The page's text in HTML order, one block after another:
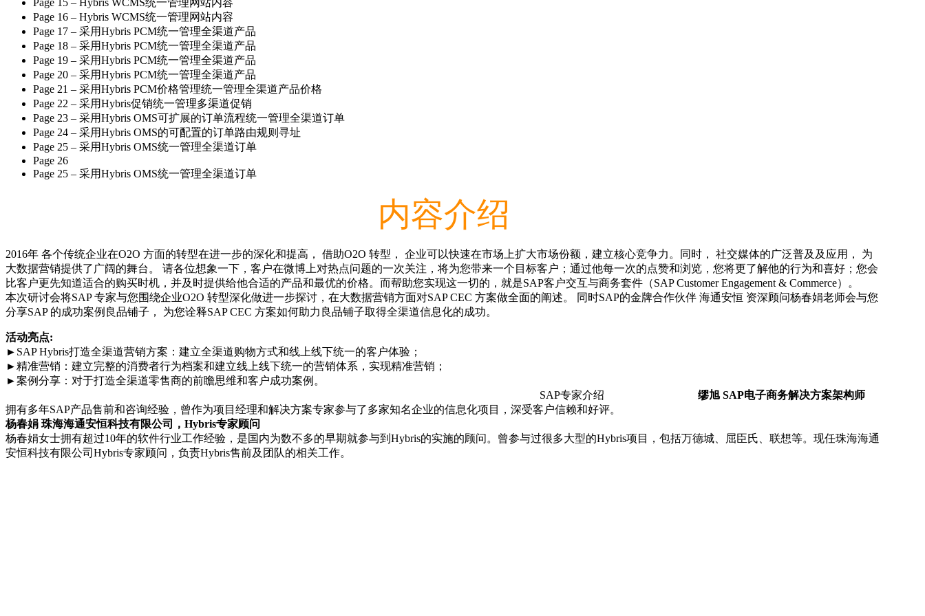
Page 16 – Hybris WCMS统一管理网站内容
Page 17 – 采用Hybris PCM统一管理全渠道产品
Page 18 – 采用Hybris PCM统一管理全渠道产品
Page 19 – 采用Hybris PCM统一管理全渠道产品
Page 20 – 采用Hybris PCM统一管理全渠道产品
Page 21 – 采用Hybris PCM价格管理统一管理全渠道产品价格
Page 22 – 采用Hybris促销统一管理多渠道促销
Page 23 – 采用Hybris OMS可扩展的订单流程统一管理全渠道订单
Page 24 – 采用Hybris OMS的可配置的订单路由规则寻址
Page 25 – 采用Hybris OMS统一管理全渠道订单
Page 26
Page 25 – 采用Hybris OMS统一管理全渠道订单
内容介绍
2016年 各个传统企业在O2O 方面的转型在进一步的深化和提高， 借助O2O 转型， 企业可以快速在市场上扩大市场份额，建立核心竞争力。同时， 社交媒体的广泛普及及应用， 为
大数据营销提供了广阔的舞台。 请各位想象一下，客户在微博上对热点问题的一次关注，将为您带来一个目标客户；通过他每一次的点赞和浏览，您将更了解他的行为和喜好；您会
比客户更先知道适合的购买时机，并及时提供给他合适的产品和最优的价格。而帮助您实现这一切的，就是SAP客户交互与商务套件（SAP Customer Engagement & Commerce）。
本次研讨会将SAP 专家与您围绕企业O2O 转型深化做进一步探讨，在大数据营销方面对SAP CEC 方案做全面的阐述。 同时SAP的金牌合作伙伴 海通安恒 资深顾问杨春娟老师会与您
分享SAP 的成功案例良品铺子， 为您诠释SAP CEC 方案如何助力良品铺子取得全渠道信息化的成功。
活动亮点:
►SAP Hybris打造全渠道营销方案：建立全渠道购物方式和线上线下统一的客户体验；
►精准营销：建立完整的消费者行为档案和建立线上线下统一的营销体系，实现精准营销；
►案例分享：对于打造全渠道零售商的前瞻思维和客户成功案例。
SAP专家介绍 缪旭 SAP电子商务解决方案架构师
拥有多年SAP产品售前和咨询经验，曾作为项目经理和解决方案专家参与了多家知名企业的信息化项目，深受客户信赖和好评。
杨春娟 珠海海通安恒科技有限公司，Hybris专家顾问
杨春娟女士拥有超过10年的软件行业工作经验，是国内为数不多的早期就参与到Hybris的实施的顾问。曾参与过很多大型的Hybris项目，包括万德城、屈臣氏、联想等。现任珠海海通
安恒科技有限公司Hybris专家顾问，负责Hybris售前及团队的相关工作。